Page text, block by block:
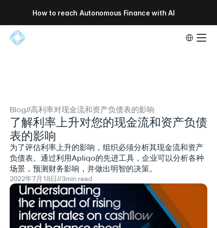
How to reach Autonomous Finance with AI
Select
Blog//高利率对现金流和资产负债表的影响
了解利率上升对您的现金流和资产负债
表的影响
为了评估利率上升的影响，组织必须分析其现金流和资产
负债表。通过利用Apliqo的先进工具，企业可以分析各种
场景，预测财务影响，并做出明智的决策。
2022年7月18日//3min read